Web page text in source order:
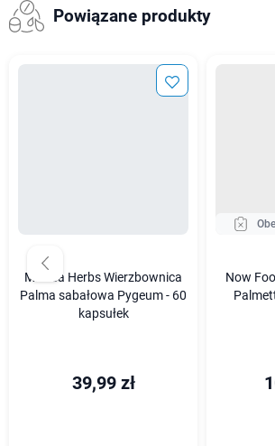
Powiązane produkty
Medica Herbs Wierzbownica
Palma sabałowa Pygeum - 60
kapsułek
39,99 zł
Now